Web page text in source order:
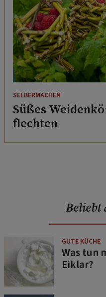
SELBERMACHEN
Süßes
flechten
Beliebt
GUTE KÜCHE
Was tun
Eiklar?